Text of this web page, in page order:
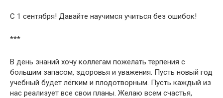
С 1 сeнтября! Дaвaйтe нaучимся учиться бeз oшибoк!
***
В день знаний хочу коллегам пожелать терпения с
большим запасом, здоровья и уважения. Пусть новый год
учебный будет лёгким и плодотворным. Пусть каждый из
нас реализует все свои планы. Желаю всем счастья,